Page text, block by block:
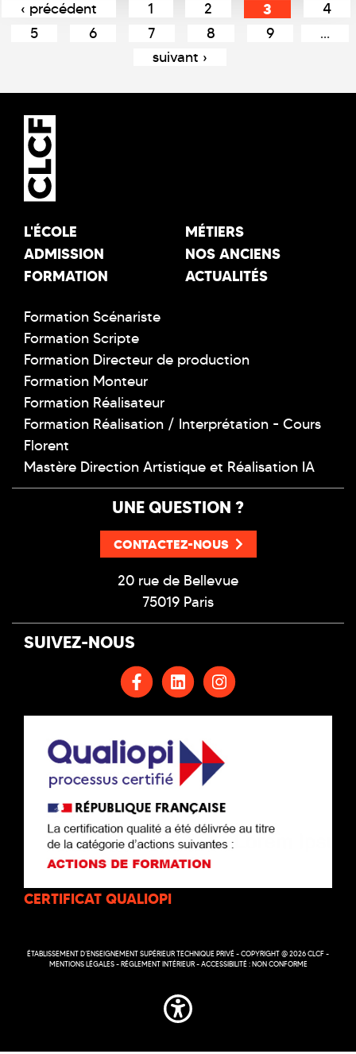
Pages
‹ précédent 1 2 3
4
5
6 7 8 9
…
suivant ›
L'ÉCOLE
ADMISSION
FORMATION
MÉTIERS
NOS ANCIENS
ACTUALITÉS
Formation Scénariste
Formation Scripte
Formation Directeur de production
Formation Monteur
Formation Réalisateur
Formation Réalisation / Interprétation - Cours
Florent
Mastère Direction Artistique et Réalisation IA
UNE QUESTION ?
CONTACTEZ-NOUS
20 rue de Bellevue
75019 Paris
SUIVEZ-NOUS
CERTIFICAT QUALIOPI
ÉTABLISSEMENT D’ENSEIGNEMENT SUPÉRIEUR TECHNIQUE PRIVÉ - COPYRIGHT @ 2026 CLCF -
MENTIONS LÉGALES-RÉGLEMENT INTÉRIEUR-ACCESSIBILITÉ : NON CONFORME